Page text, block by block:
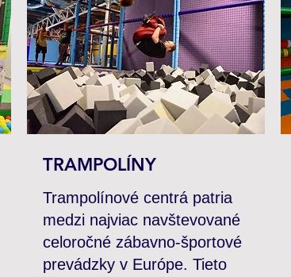
TRAMPOLÍNY
Trampolínové centrá patria
medzi najviac navštevované
celoročné zábavno-športové
prevádzky v Európe. Tieto